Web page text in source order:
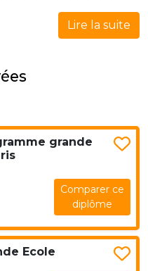
Lire la suite
grande
Comparer ce
diplôme
Ecole